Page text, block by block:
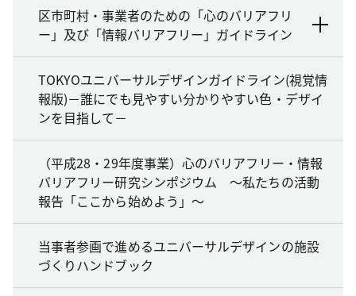
区市町村・事業者のための「心のバリアフリ
ー」及び「情報バリアフリー」ガイドライン
TOKYOユニバーサルデザインガイドライン(視覚情
報版)－誰にでも見やすい分かりやすい色・デザイ
ンを目指して－
（平成28・29年度事業）心のバリアフリー・情報
バリアフリー研究シンポジウム ～私たちの活動
報告「ここから始めよう」～
当事者参画で進めるユニバーサルデザインの施設
づくりハンドブック